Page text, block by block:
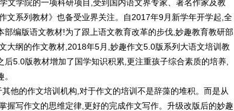
学院的一项科研项目,受到国内语文界专家、著名作家及教
文系列教材》也备受业界关注。自2017年9月新学年开学起,全
部编版语文教材!为了跟上语文教育改革的步伐,妙趣教育教研部
大纲的作文教材,2018年5月,妙趣作文5.0版系列大语文培训教
5.0版教材增加了国学知识积累,更注重孩子综合素质的培养,
的作文培训机构,对于作文的培训不是辞藻的堆积。而是从
握写作文的思维定律,更好的完成作文写作。升级改版后的妙趣